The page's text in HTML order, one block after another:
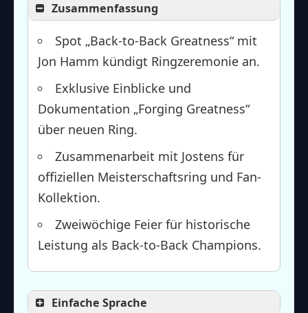
Zusammenfassung
Spot „Back-to-Back Greatness“ mit
Jon Hamm kündigt Ringzeremonie an.
Exklusive Einblicke und
Dokumentation „Forging Greatness“
über neuen Ring.
Zusammenarbeit mit Jostens für
offiziellen Meisterschaftsring und Fan-
Kollektion.
Zweiwöchige Feier für historische
Leistung als Back-to-Back Champions.
Einfache Sprache